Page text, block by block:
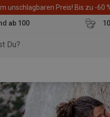
unschlagbaren Preis! Bis zu -60
ab 100